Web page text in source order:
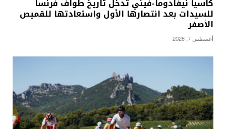
كاسيا نيفادوما-فيني تدخل تاريخ طواف فرنسا
للسيدات بعد انتصارها الأول واستعادتها للقميص
الأصفر
أغسطس 7, 2026